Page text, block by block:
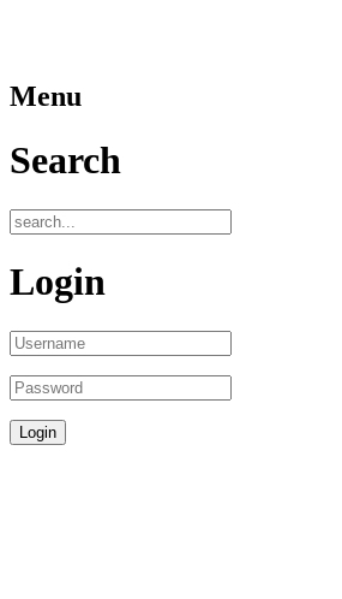
Menu
Search
Login